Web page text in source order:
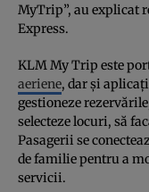
MyTrip”, au explicat
Express.
KLM My Trip este
aeriene, dar și
gestioneze
selecteze locuri, să
Pasagerii se
de familie pentru a
servicii.